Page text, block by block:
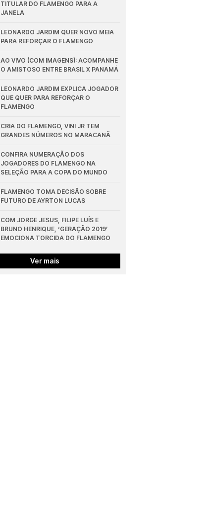
TITULAR DO FLAMENGO PARA A
JANELA
LEONARDO JARDIM QUER NOVO MEIA
PARA REFORÇAR O FLAMENGO
AO VIVO (COM IMAGENS): ACOMPANHE
O AMISTOSO ENTRE BRASIL X PANAMÁ
LEONARDO JARDIM EXPLICA JOGADOR
QUE QUER PARA REFORÇAR O
FLAMENGO
CRIA DO FLAMENGO, VINI JR TEM
GRANDES NÚMEROS NO MARACANÃ
CONFIRA NUMERAÇÃO DOS
JOGADORES DO FLAMENGO NA
SELEÇÃO PARA A COPA DO MUNDO
FLAMENGO TOMA DECISÃO SOBRE
FUTURO DE AYRTON LUCAS
COM JORGE JESUS, FILIPE LUÍS E
BRUNO HENRIQUE, ‘GERAÇÃO 2019’
EMOCIONA TORCIDA DO FLAMENGO
Ver mais